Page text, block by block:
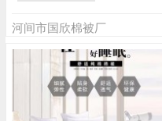
河间市国欣棉被厂